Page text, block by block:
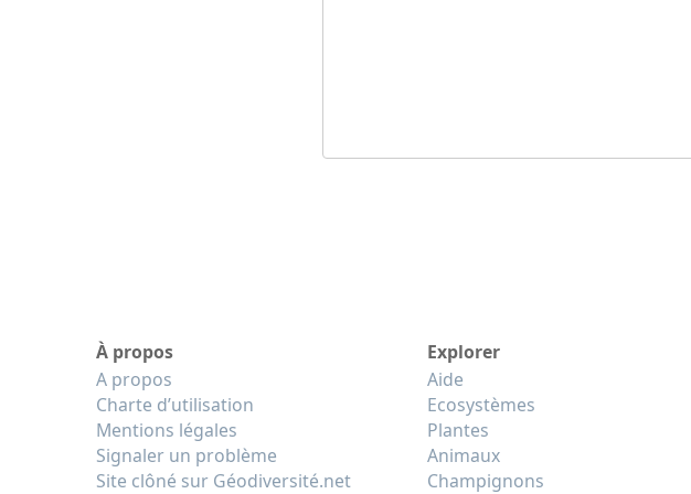
À propos
A propos
Charte d’utilisation
Mentions légales
Signaler un problème
Site clôné sur Géodiversité.net
Explorer
Aide
Ecosystèmes
Plantes
Animaux
Champignons